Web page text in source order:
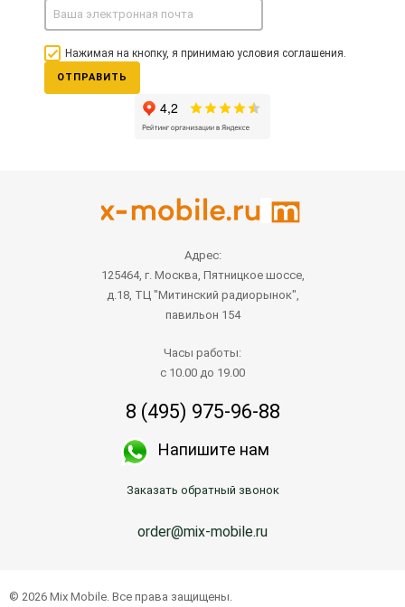
Нажимая на кнопку, я принимаю условия соглашения.
ОТПРАВИТЬ
Адрес:
125464, г. Москва, Пятницкое шоссе,
д.18, ТЦ "Митинский радиорынок",
павильон 154
Часы работы:
с 10.00 до 19.00
8 (495) 975-96-88
Напишите нам
Заказать обратный звонок
order@mix-mobile.ru
© 2026 Mix Mobile. Все права защищены.